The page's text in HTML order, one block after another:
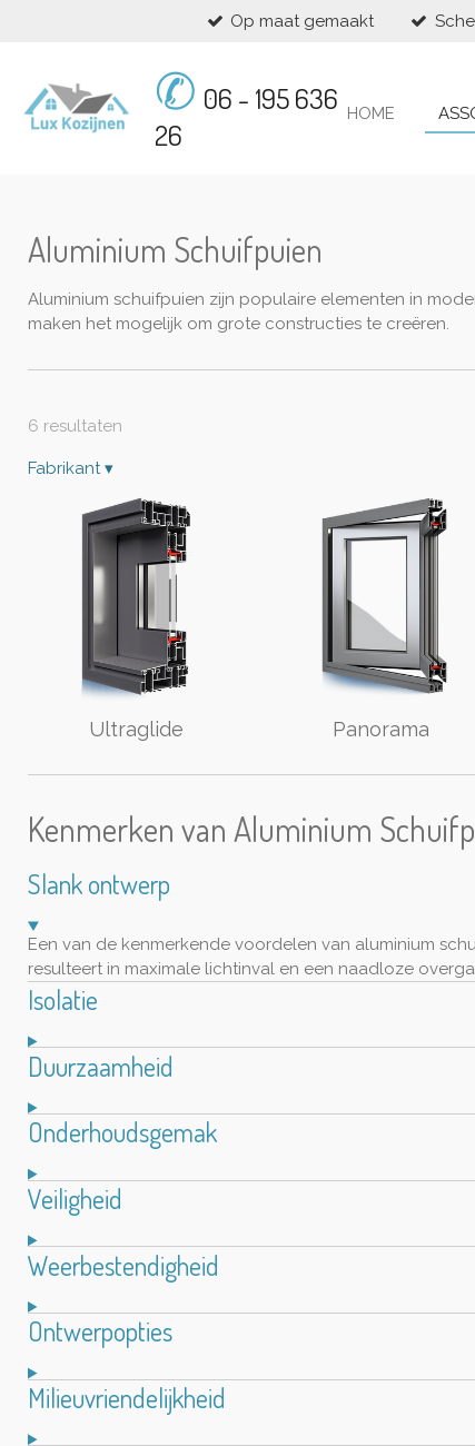
hoofdinhoud
Op maat gemaakt
✆ 06 - 195 636
26
HOME
Aluminium Schuifpuien
Aluminium schuifpuien zijn populaire elementen in
maken het mogelijk om grote constructies te creëren.
6 resultaten
Fabrikant▾
Ultraglide Panorama
Kenmerken van Aluminium
Slank ontwerp
Een van de kenmerkende voordelen van aluminium
resulteert in maximale lichtinval en een naadloze
Isolatie
Duurzaamheid
Onderhoudsgemak
Veiligheid
Weerbestendigheid
Ontwerpopties
Milieuvriendelijkheid